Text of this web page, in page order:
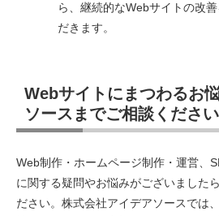
ら、継続的なWebサイトの改
だきます。
Webサイトにまつわるお
ソースまでご相談ください
Web制作・ホームページ制作・運営、
に関する疑問やお悩みがございました
ださい。株式会社アイデアソースでは